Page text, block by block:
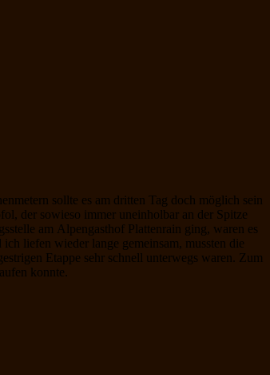
sollte es am dritten Tag doch möglich sein
der sowieso immer uneinholbar an der Spitze
am Alpengasthof Plattenrain ging, waren es
liefen wieder lange gemeinsam, mussten die
Etappe sehr schnell unterwegs waren. Zum
konnte.